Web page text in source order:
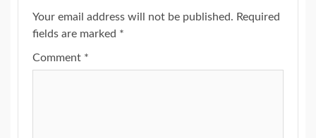
Your email address will not be published. Required
fields are marked *
Comment *